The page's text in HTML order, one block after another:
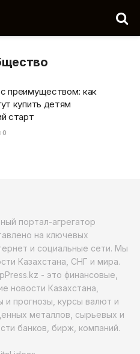
преимуществом: как
купить детям
старт
0
портал-агрегатор
на ключевых
и социальные сети. Мы
Казахстана, СНГ и мира.
- это финансовые,
новости Казахстана,
и прогнозы, курсы валют и
металлов, сырьевых и
банков, бирж, компаний.